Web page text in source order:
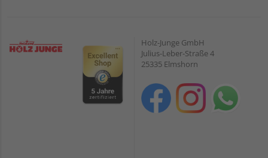
Holz-Junge GmbH
Julius-Leber-Straße 4
25335 Elmshorn